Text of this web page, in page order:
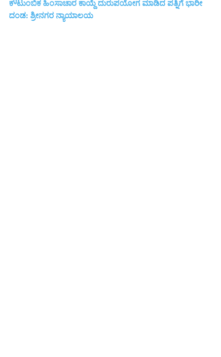
ಕೌಟುಂಬಿಕ ಹಿಂಸಾಚಾರ ಕಾಯ್ದೆ ದುರುಪಯೋಗ ಮಾಡಿದ ಪತ್ನಿಗೆ ಭಾರೀ
ದಂಡ: ಶ್ರೀನಗರ ನ್ಯಾಯಾಲಯ